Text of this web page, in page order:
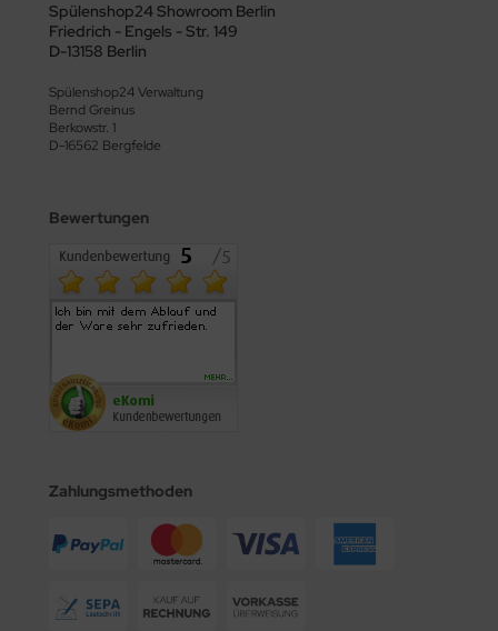
Spülenshop24 Showroom Berlin
Friedrich - Engels - Str. 149
D-13158 Berlin
Spülenshop24 Verwaltung
Bernd Greinus
Berkowstr. 1
D-16562 Bergfelde
Bewertungen
Zahlungsmethoden